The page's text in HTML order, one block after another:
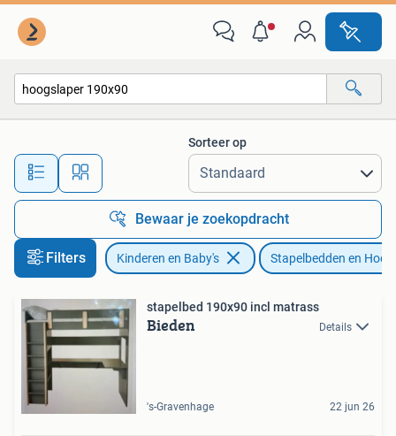
Alle afstanden…
Sorteer op
Bewaar je zoekopdracht
Filters Kinderen en Baby's Stapelbedden en
stapelbed 190x90 incl matrass
Bieden Details
's-Gravenhage 22 jun 26